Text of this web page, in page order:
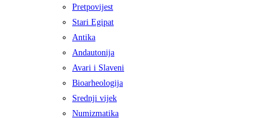
Pretpovijest
Stari Egipat
Antika
Andautonija
Avari i Slaveni
Bioarheologija
Srednji vijek
Numizmatika